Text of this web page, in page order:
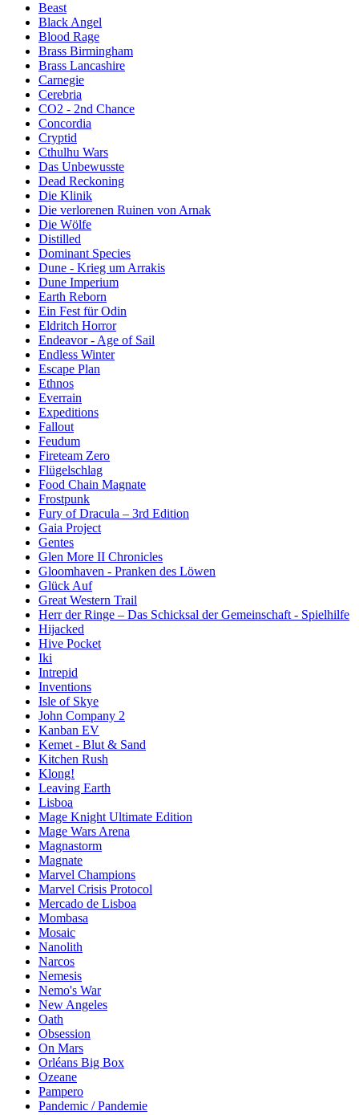
Beast
Black Angel
Blood Rage
Brass Birmingham
Brass Lancashire
Carnegie
Cerebria
CO2 - 2nd Chance
Concordia
Cryptid
Cthulhu Wars
Das Unbewusste
Dead Reckoning
Die Klinik
Die verlorenen Ruinen von Arnak
Die Wölfe
Distilled
Dominant Species
Dune - Krieg um Arrakis
Dune Imperium
Earth Reborn
Ein Fest für Odin
Eldritch Horror
Endeavor - Age of Sail
Endless Winter
Escape Plan
Ethnos
Everrain
Expeditions
Fallout
Feudum
Fireteam Zero
Flügelschlag
Food Chain Magnate
Frostpunk
Fury of Dracula – 3rd Edition
Gaia Project
Gentes
Glen More II Chronicles
Gloomhaven - Pranken des Löwen
Glück Auf
Great Western Trail
Herr der Ringe – Das Schicksal der Gemeinschaft - Spielhilfe
Hijacked
Hive Pocket
Iki
Intrepid
Inventions
Isle of Skye
John Company 2
Kanban EV
Kemet - Blut & Sand
Kitchen Rush
Klong!
Leaving Earth
Lisboa
Mage Knight Ultimate Edition
Mage Wars Arena
Magnastorm
Magnate
Marvel Champions
Marvel Crisis Protocol
Mercado de Lisboa
Mombasa
Mosaic
Nanolith
Narcos
Nemesis
Nemo's War
New Angeles
Oath
Obsession
On Mars
Orléans Big Box
Ozeane
Pampero
Pandemic / Pandemie